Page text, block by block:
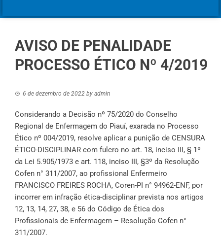
AVISO DE PENALIDADE
PROCESSO ÉTICO Nº 4/2019
6 de dezembro de 2022 by admin
Considerando a Decisão nº 75/2020 do Conselho
Regional de Enfermagem do Piauí, exarada no Processo
Ético nº 004/2019, resolve aplicar a punição de CENSURA
ÉTICO-DISCIPLINAR com fulcro no art. 18, inciso III, § 1º
da Lei 5.905/1973 e art. 118, inciso III, §3º da Resolução
Cofen n° 311/2007, ao profissional Enfermeiro
FRANCISCO FREIRES ROCHA, Coren-PI n° 94962-ENF, por
incorrer em infração ética-disciplinar prevista nos artigos
12, 13, 14, 27, 38, e 56 do Código de Ética dos
Profissionais de Enfermagem – Resolução Cofen n°
311/2007.